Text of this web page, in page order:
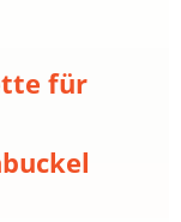
für